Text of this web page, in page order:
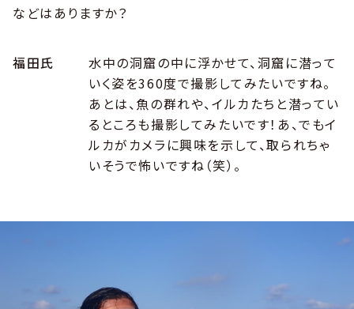
などはありますか？
福田氏
水中の洞窟の中に浮かせて、洞窟に潜って
いく姿を360度で撮影してみたいですね。
あとは、魚の群れや、イルカたちと潜ってい
るところも撮影してみたいです！あ、でもイ
ルカがカメラに興味を示して、取られちゃ
いそうで怖いですね（笑）。